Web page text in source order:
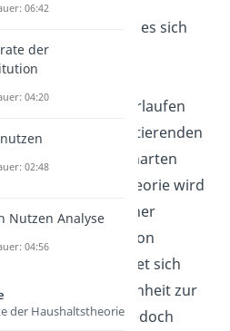
diesem Fall handelt es sich
einenicht-lineare
verlaufen
die daraus resultierenden
Kostenarten
linear. In der Theorie wird
das Beispiel einer
Kostenfunktion
Diese eignet sich
ihrer Einfachheit zur
jedoch
06:42
der
04:20
02:48
Nutzen Analyse
04:56
der Haushaltstheorie